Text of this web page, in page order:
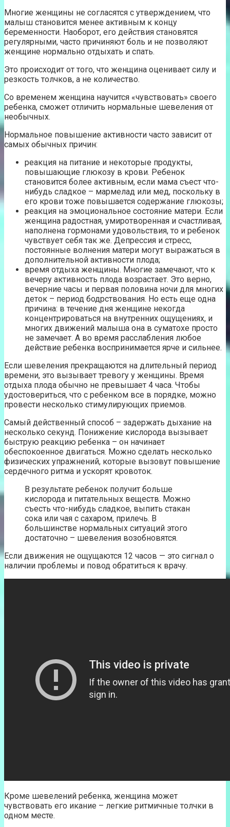
Многие женщины не согласятся с утверждением, что
малыш становится менее активным к концу
беременности. Наоборот, его действия становятся
регулярными, часто причиняют боль и не позволяют
женщине нормально отдыхать и спать.
Это происходит от того, что женщина оценивает силу и
резкость толчков, а не количество.
Со временем женщина научится «чувствовать» своего
ребенка, сможет отличить нормальные шевеления от
необычных.
Нормальное повышение активности часто зависит от
самых обычных причин:
реакция на питание и некоторые продукты,
повышающие глюкозу в крови. Ребенок
становится более активным, если мама съест что-
нибудь сладкое – мармелад или мед, поскольку в
его крови тоже повышается содержание глюкозы;
реакция на эмоциональное состояние матери. Если
женщина радостная, умиротворенная и счастливая,
наполнена гормонами удовольствия, то и ребенок
чувствует себя так же. Депрессия и стресс,
постоянные волнения матери могут выражаться в
дополнительной активности плода;
время отдыха женщины. Многие замечают, что к
вечеру активность плода возрастает. Это верно,
вечерние часы и первая половина ночи для многих
деток – период бодрствования. Но есть еще одна
причина: в течение дня женщине некогда
концентрироваться на внутренних ощущениях, и
многих движений малыша она в суматохе просто
не замечает. А во время расслабления любое
действие ребенка воспринимается ярче и сильнее.
Если шевеления прекращаются на длительный период
времени, это вызывает тревогу у женщины. Время
отдыха плода обычно не превышает 4 часа. Чтобы
удостовериться, что с ребенком все в порядке, можно
провести несколько стимулирующих приемов.
Самый действенный способ – задержать дыхание на
несколько секунд. Понижение кислорода вызывает
быструю реакцию ребенка – он начинает
обеспокоенное двигаться. Можно сделать несколько
физических упражнений, которые вызовут повышение
сердечного ритма и ускорят кровоток.
В результате ребенок получит больше
кислорода и питательных веществ. Можно
съесть что-нибудь сладкое, выпить стакан
сока или чая с сахаром, прилечь. В
большинстве нормальных ситуаций этого
достаточно – шевеления возобновятся.
Если движения не ощущаются 12 часов — это сигнал о
наличии проблемы и повод обратиться к врачу.
Кроме шевелений ребенка, женщина может
чувствовать его икание – легкие ритмичные толчки в
одном месте.